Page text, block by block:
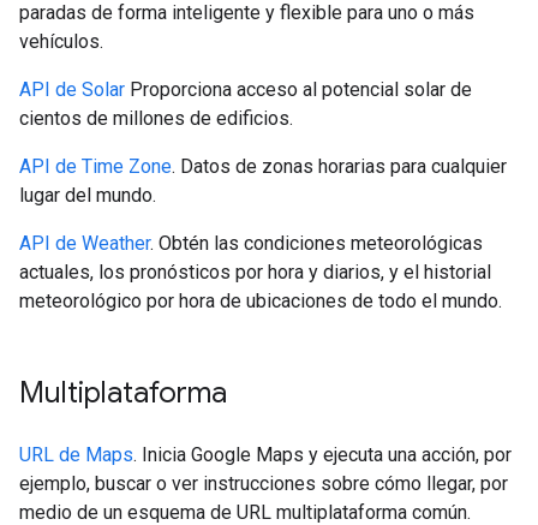
paradas de forma inteligente y flexible para uno o más
vehículos.
API de Solar Proporciona acceso al potencial solar de
cientos de millones de edificios.
API de Time Zone. Datos de zonas horarias para cualquier
lugar del mundo.
API de Weather. Obtén las condiciones meteorológicas
actuales, los pronósticos por hora y diarios, y el historial
meteorológico por hora de ubicaciones de todo el mundo.
Multiplataforma
URL de Maps. Inicia Google Maps y ejecuta una acción, por
ejemplo, buscar o ver instrucciones sobre cómo llegar, por
medio de un esquema de URL multiplataforma común.